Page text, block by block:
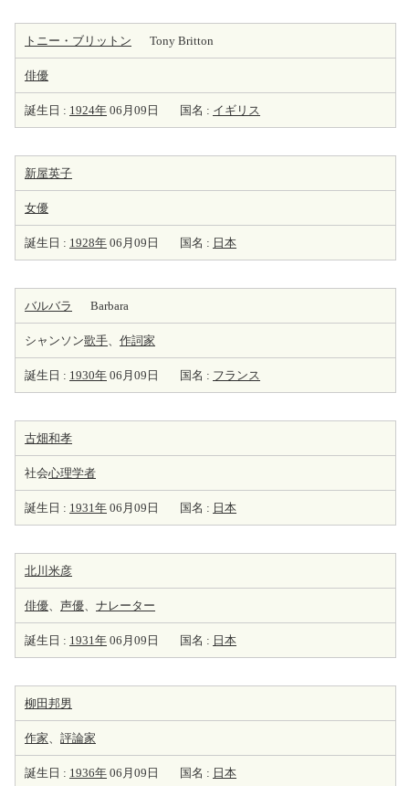
トニー・ブリットン Tony Britton
俳優
誕生日 : 1924年 06月09日 国名 : イギリス
新屋英子
女優
誕生日 : 1928年 06月09日 国名 : 日本
バルバラ Barbara
シャンソン歌手、 作詞家
誕生日 : 1930年 06月09日 国名 : フランス
古畑和孝
社会心理学者
誕生日 : 1931年 06月09日 国名 : 日本
北川米彦
俳優、 声優、 ナレーター
誕生日 : 1931年 06月09日 国名 : 日本
柳田邦男
作家、 評論家
誕生日 : 1936年 06月09日 国名 : 日本